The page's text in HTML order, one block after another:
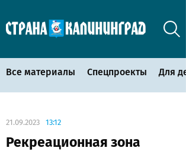
Все материалы Спецпроекты Для
21.09.2023 13:12
Рекреационная зона